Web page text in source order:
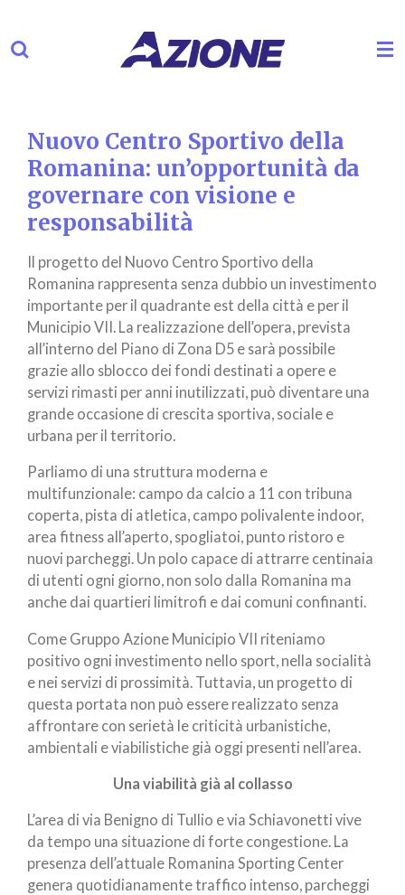
al
contenuto
Nuovo Centro Sportivo della
Romanina: un’opportunità da
governare con visione e
responsabilità
Il progetto del Nuovo Centro Sportivo della
Romanina rappresenta senza dubbio un investimento
importante per il quadrante est della città e per il
Municipio VII. La realizzazione dell’opera, prevista
all’interno del Piano di Zona D5 e sarà possibile
grazie allo sblocco dei fondi destinati a opere e
servizi rimasti per anni inutilizzati, può diventare una
grande occasione di crescita sportiva, sociale e
urbana per il territorio.
Parliamo di una struttura moderna e
multifunzionale: campo da calcio a 11 con tribuna
coperta, pista di atletica, campo polivalente indoor,
area fitness all’aperto, spogliatoi, punto ristoro e
nuovi parcheggi. Un polo capace di attrarre centinaia
di utenti ogni giorno, non solo dalla Romanina ma
anche dai quartieri limitrofi e dai comuni confinanti.
Come Gruppo Azione Municipio VII riteniamo
positivo ogni investimento nello sport, nella socialità
e nei servizi di prossimità. Tuttavia, un progetto di
questa portata non può essere realizzato senza
affrontare con serietà le criticità urbanistiche,
ambientali e viabilistiche già oggi presenti nell’area.
Una viabilità già al collasso
L’area di via Benigno di Tullio e via Schiavonetti vive
da tempo una situazione di forte congestione. La
presenza dell’attuale Romanina Sporting Center
genera quotidianamente traffico intenso, parcheggi